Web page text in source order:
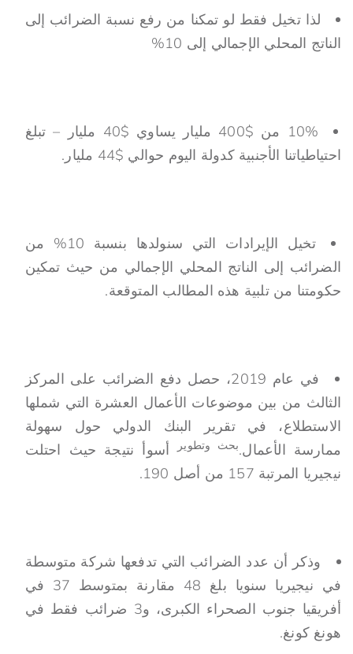
لذا تخيل فقط لو تمكنا من رفع نسبة الضرائب إلى
الناتج المحلي الإجمالي إلى 10%
10% من $400 مليار يساوي $40 مليار – تبلغ
احتياطياتنا الأجنبية كدولة اليوم حوالي $44 مليار.
تخيل الإيرادات التي سنولدها بنسبة 10% من
الضرائب إلى الناتج المحلي الإجمالي من حيث تمكين
حكومتنا من تلبية هذه المطالب المتوقعة.
في عام 2019، حصل دفع الضرائب على المركز
الثالث من بين موضوعات الأعمال العشرة التي شملها
الاستطلاع، في تقرير البنك الدولي حول سهولة
ممارسة الأعمال.بحث وتطوير أسوأ نتيجة حيث احتلت
نيجيريا المرتبة 157 من أصل 190.
وذكر أن عدد الضرائب التي تدفعها شركة متوسطة
في نيجيريا سنويا بلغ 48 مقارنة بمتوسط 37 في
أفريقيا جنوب الصحراء الكبرى، و3 ضرائب فقط في
هونغ كونغ.